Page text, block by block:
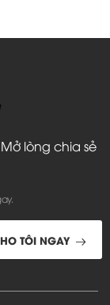
lòng chia sẻ
TÔI NGAY